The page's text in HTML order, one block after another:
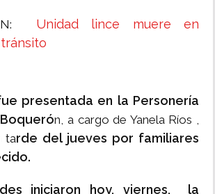
Unidad lince muere en
presentada en la Personería
n, a cargo de Yanela Ríos ,
tarde del jueves por familiares
iniciaron hoy, viernes, la